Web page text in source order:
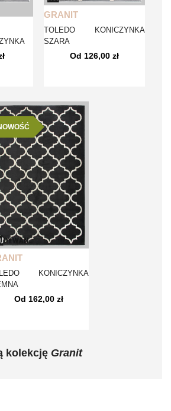
GRANIT
TOLEDO KONICZYNKA
SZARA
Od 126,00 zł
KONICZYNKA
Od 162,00 zł
kolekcję Granit